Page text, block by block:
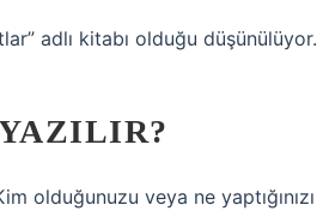
adlı kitabı olduğu düşünülüyor.
olduğunuzu veya ne yaptığınızı